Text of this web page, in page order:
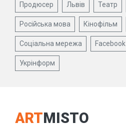
Продюсер Львів Театр
Російська мова Кінофільм
Соціальна мережа Facebook
Укрінформ
ARTMISTO